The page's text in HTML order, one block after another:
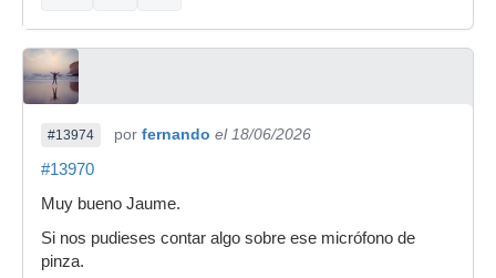
#13974 por fernando el 18/06/2026
#13970
Muy bueno Jaume.
Si nos pudieses contar algo sobre ese micrófono de
pinza.